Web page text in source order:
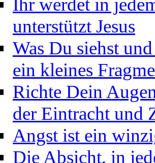
unterstützt Jesus
Was Du siehst
ein kleines
Richte Dein
der Eintracht und
Angst ist ein
Die Absicht, in